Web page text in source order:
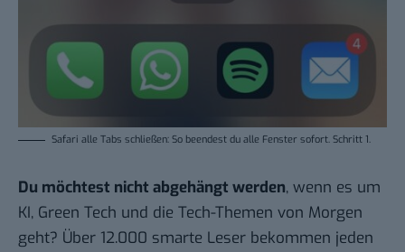
Safari alle Tabs schließen: So beendest du alle Fenster sofort. Schritt 1.
Du möchtest nicht abgehängt werden, wenn es um
KI, Green Tech und die Tech-Themen von Morgen
geht? Über 12.000 smarte Leser bekommen jeden